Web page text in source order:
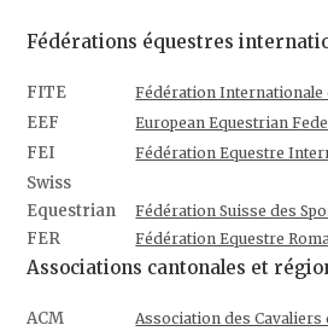
Fédérations équestres
FITE Fédération Internationale
EEF European Equestrian
FEI Fédération Equestre
Swiss
Equestrian
Fédération Suisse des
FER Fédération Equestre
Associations cantonales et
ACM Association des Cavaliers